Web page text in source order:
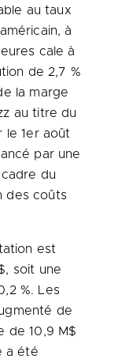
au taux
à
cale à
de 2,7 %
la marge
au titre du
le 1er août
par une
du
des coûts
est
soit une
%. Les
de
de 10,9 M$
a été